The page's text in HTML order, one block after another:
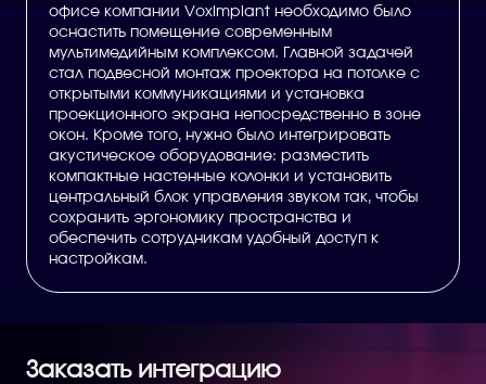
офисе компании Voximplant необходимо было
оснастить помещение современным
мультимедийным комплексом. Главной задачей
стал подвесной монтаж проектора на потолке с
открытыми коммуникациями и установка
проекционного экрана непосредственно в зоне
окон. Кроме того, нужно было интегрировать
акустическое оборудование: разместить
компактные настенные колонки и установить
центральный блок управления звуком так, чтобы
сохранить эргономику пространства и
обеспечить сотрудникам удобный доступ к
настройкам.
Заказать интеграцию